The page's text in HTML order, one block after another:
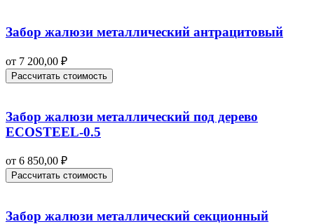
Забор жалюзи металлический антрацитовый
от 7 200,00 ₽
Рассчитать стоимость
Забор жалюзи металлический под дерево
ECOSTEEL-0.5
от 6 850,00 ₽
Рассчитать стоимость
Забор жалюзи металлический секционный